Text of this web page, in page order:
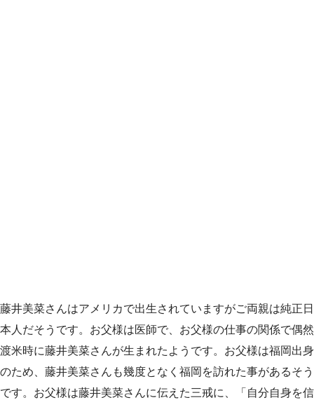
藤井美菜さんはアメリカで出生されていますがご両親は純正日
本人だそうです。お父様は医師で、お父様の仕事の関係で偶然
渡米時に藤井美菜さんが生まれたようです。お父様は福岡出身
のため、藤井美菜さんも幾度となく福岡を訪れた事があるそう
です。お父様は藤井美菜さんに伝えた三戒に、「自分自身を信